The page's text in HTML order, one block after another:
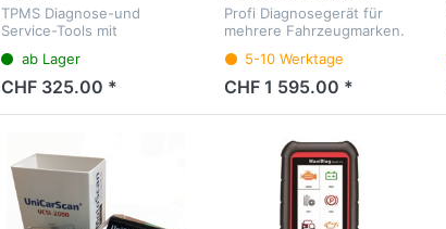
TPMS Diagnose-und
Service-Tools mit
ab Lager
CHF 325.00 *
Profi Diagnosegerät für
mehrere Fahrzeugmarken.
Steuergeräte, Service-
Intervalle, Elektrische-Park-
Bremse, etc. Menüsprache
Deutsch.
5-10 Werktage
CHF 1 595.00 *